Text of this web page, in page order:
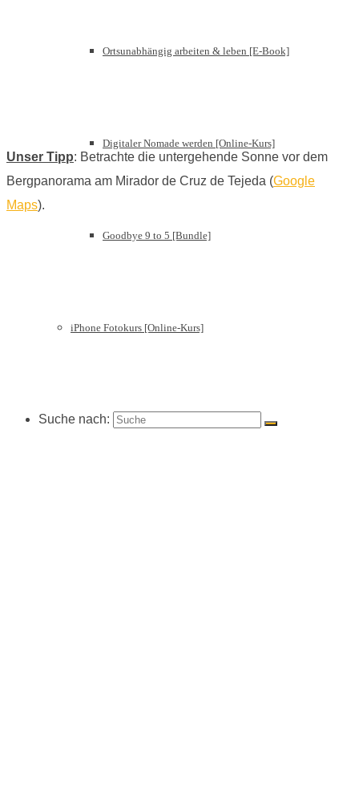
Ortsunabhängig arbeiten & leben [E-Book]
Digitaler Nomade werden [Online-Kurs]
Goodbye 9 to 5 [Bundle]
iPhone Fotokurs [Online-Kurs]
Suche nach:
Unser Tipp: Betrachte die untergehende Sonne vor dem
Bergpanorama am Mirador de Cruz de Tejeda (Google
Maps).